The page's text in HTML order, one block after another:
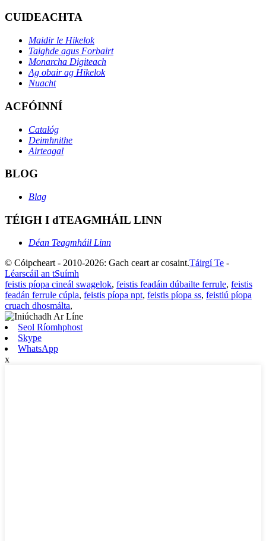
CUIDEACHTA
Maidir le Hikelok
Taighde agus Forbairt
Monarcha Digiteach
Ag obair ag Hikelok
Nuacht
ACFÓINNÍ
Catalóg
Deimhnithe
Airteagal
BLOG
Blag
TÉIGH I dTEAGMHÁIL LINN
Déan Teagmháil Linn
© Cóipcheart - 2010-2026: Gach ceart ar cosaint.Táirgí Te -
Léarscáil an tSuímh
feistis píopa cineál swagelok, feistis feadáin dúbailte ferrule, feistis
feadán ferrule cúpla, feistis píopa npt, feistis píopa ss, feistiú píopa
cruach dhosmálta,
Seol Ríomhphost
Skype
WhatsApp
x